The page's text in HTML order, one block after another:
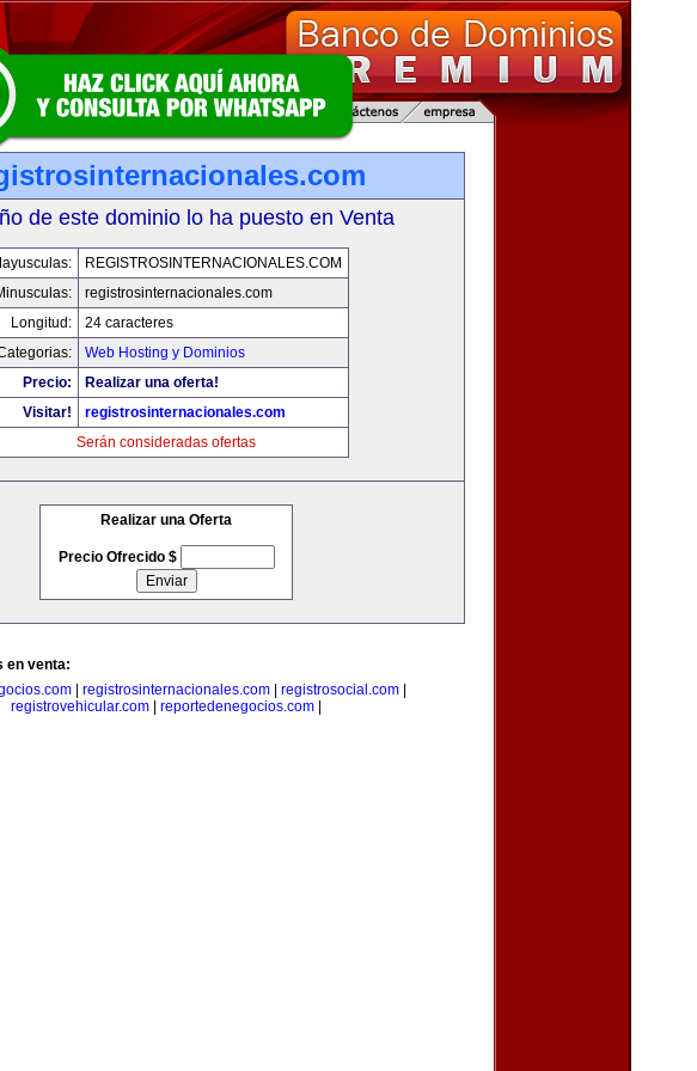
de este dominio lo ha puesto en Venta
REGISTROSINTERNACIONALES.COM
registrosinternacionales.com
Longitud:
24 caracteres
Web Hosting y Dominios
Precio:
Realizar una oferta!
Visitar!
registrosinternacionales.com
Serán consideradas ofertas
Realizar una Oferta
Precio Ofrecido $
en venta:
| registrosinternacionales.com| registrosocial.com|
registrovehicular.com
reportedenegocios.com